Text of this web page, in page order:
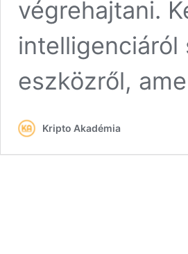
végrehajtani.
eszközről,
Kripto Akadémia